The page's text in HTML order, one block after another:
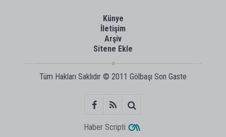
Künye
İletişim
Arşiv
Sitene Ekle
Tüm Hakları Saklıdır © 2011 Gölbaşı Son Gaste
Haber Scripti